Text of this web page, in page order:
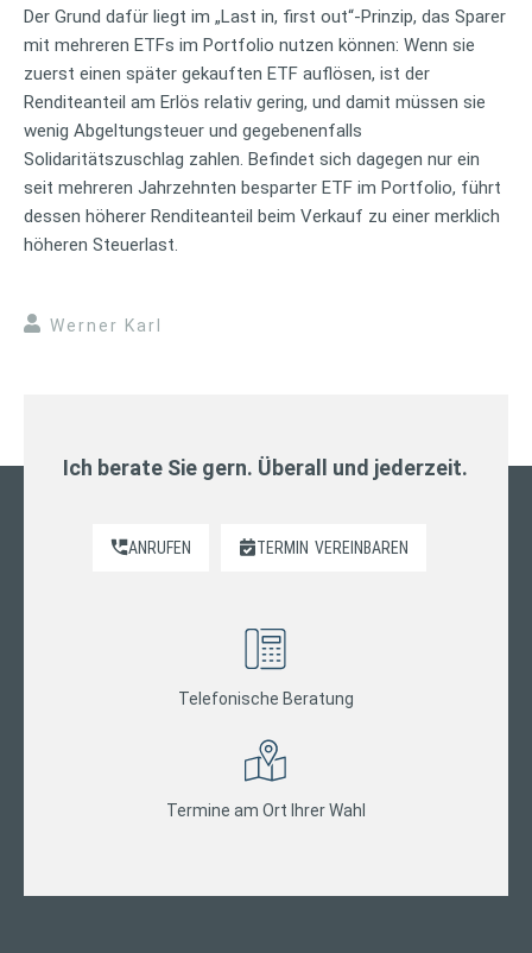
Der Grund dafür liegt im „Last in, first out“-Prinzip, das Sparer
mit mehreren ETFs im Portfolio nutzen können: Wenn sie
zuerst einen später gekauften ETF auflösen, ist der
Renditeanteil am Erlös relativ gering, und damit müssen sie
wenig Abgeltungsteuer und gegebenenfalls
Solidaritätszuschlag zahlen. Befindet sich dagegen nur ein
seit mehreren Jahrzehnten besparter ETF im Portfolio, führt
dessen höherer Renditeanteil beim Verkauf zu einer merklich
höheren Steuerlast.
Werner Karl
Ich berate Sie gern. Überall und jederzeit.
ANRUFEN TERMIN VEREINBAREN
Telefonische Beratung
Termine am Ort Ihrer Wahl